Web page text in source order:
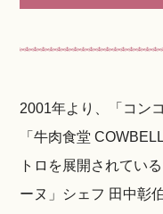
2001年より、「コン
「牛肉食堂
トロを展開されてい
ーヌ」シェフ 田中彰